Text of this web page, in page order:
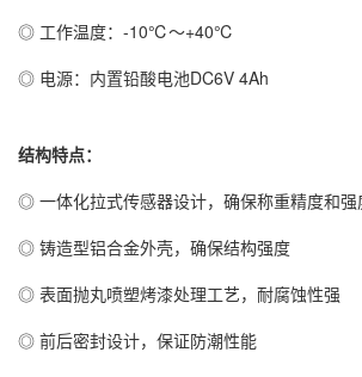
◎ 工作温度：-10℃～+40℃
◎ 电源：内置铅酸电池DC6V 4Ah
结构特点：
◎ 一体化拉式传感器设计，确保称重精度和强
◎ 铸造型铝合金外壳，确保结构强度
◎ 表面抛丸喷塑烤漆处理工艺，耐腐蚀性强
◎ 前后密封设计，保证防潮性能